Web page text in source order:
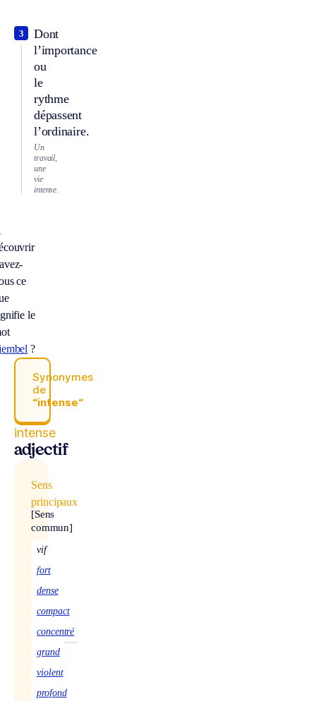
Dont
l’importance
ou
le
rythme
dépassent
l’ordinaire.
3
Un
travail,
une
vie
intense.
ce
le
?
Synonymes
de
“intense“
intense
adjectif
Sens
principaux
[Sens
commun]
vif
fort
dense
compact
concentré
grand
violent
profond